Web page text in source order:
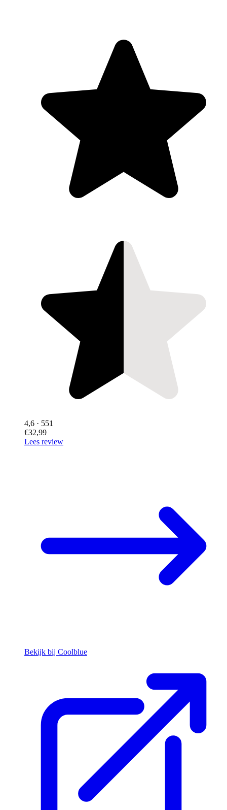
4,6 · 551
€32,99
Lees review
Bekijk bij Coolblue